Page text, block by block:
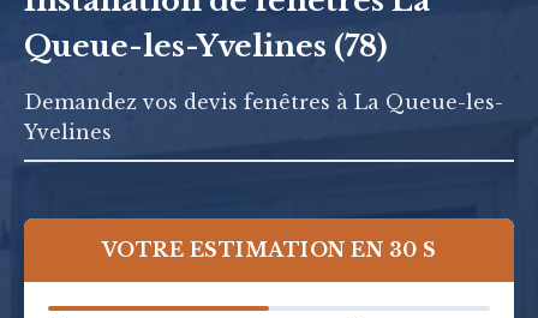
Queue-les-Yvelines (78)
Demandez vos devis fenêtres à La Queue-les-
Yvelines
VOTRE ESTIMATION EN 30 S